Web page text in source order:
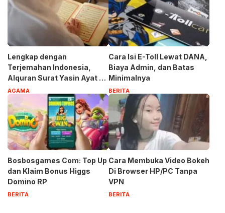
Lengkap dengan
Terjemahan Indonesia,
Alquran Surat Yasin Ayat 1-
83
AGAMA
Cara Isi E-Toll Lewat DANA,
Biaya Admin, dan Batas
Minimalnya
BERITA
Bosbosgames Com: Top Up
dan Klaim Bonus Higgs
Domino RP
BERITA
Cara Membuka Video Bokeh
Di Browser HP/PC Tanpa
VPN
BERITA